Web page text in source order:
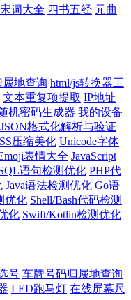
宋词大全 四书五经 元曲
属地查询 html/js转换器工
文本重复项提取 IP地址
机密码生成器 我的设备
JSON格式化解析与验证
压缩美化 Unicode字体
表情大全 JavaScript
语句检测优化 PHP代
Java语法检测优化 Go语
优化 Shell/Bash代码检测
化 Swift/Kotlin检测优化
号 车牌号码归属地查询
LED跑马灯 在线屏幕尺